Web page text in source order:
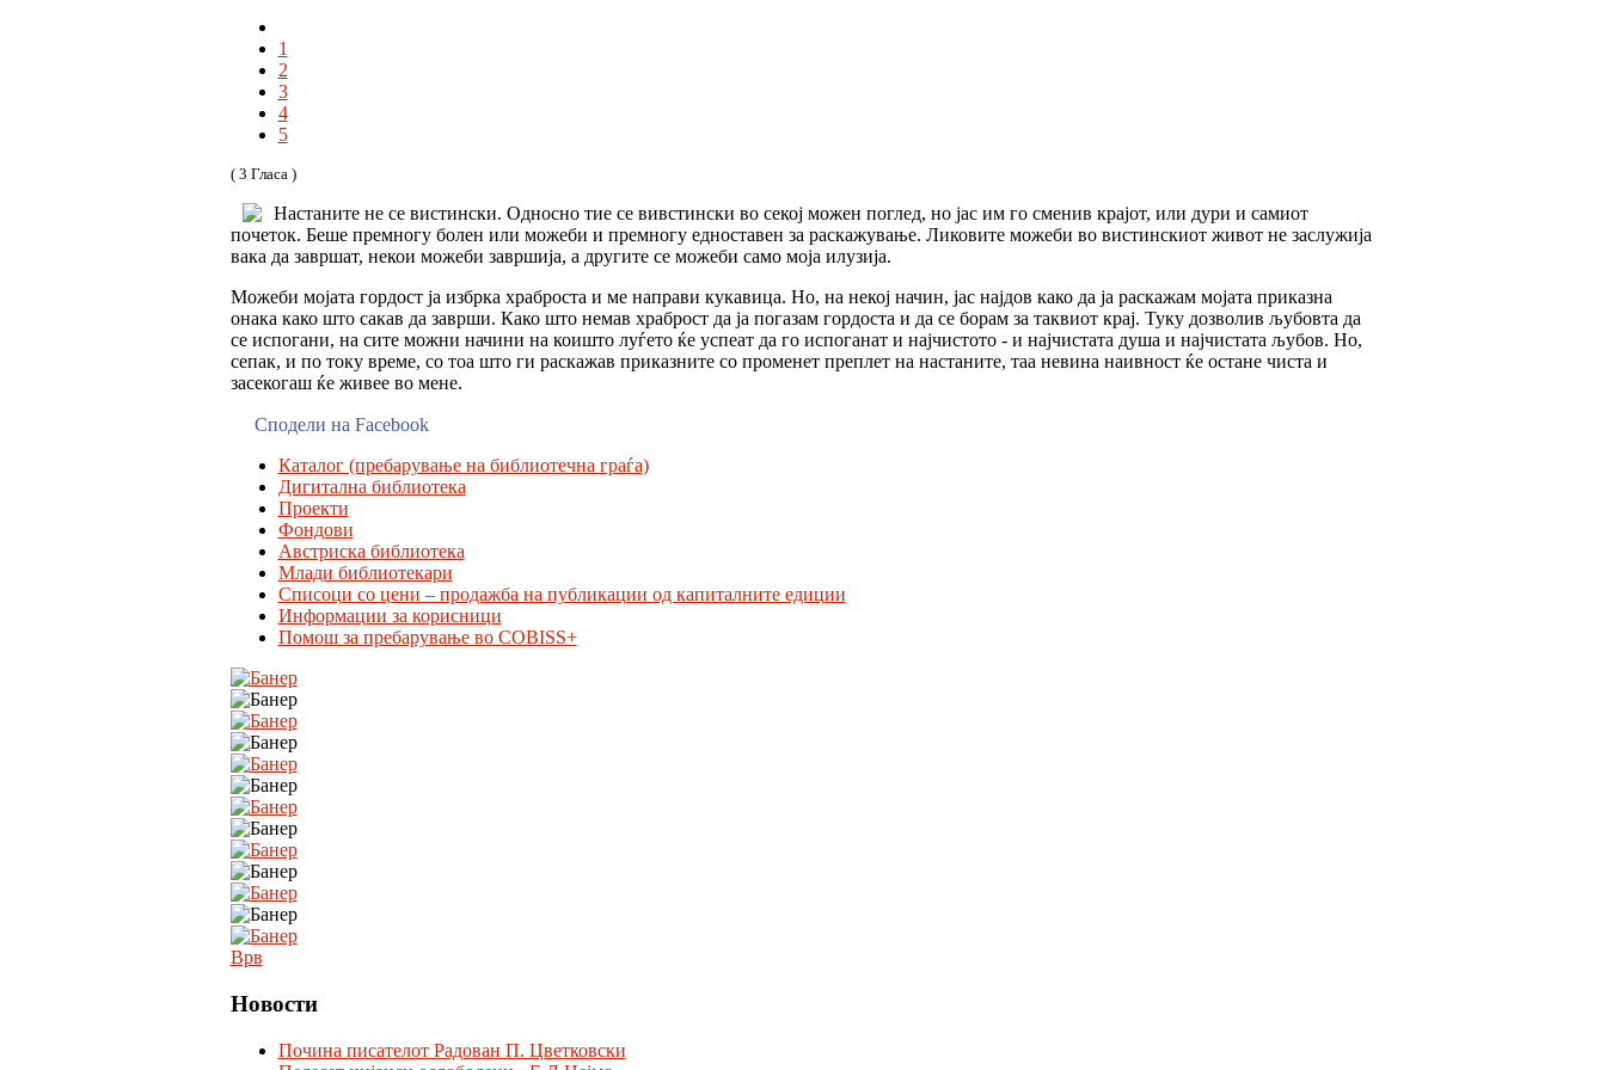
1
2
3
4
5
( 3 Гласа )
Настаните не се вистински. Односно тие се вивстински во секој можен поглед, но јас им го сменив крајот, или дури и самиот
почеток. Беше премногу болен или можеби и премногу едноставен за раскажување. Ликовите можеби во вистинскиот живот не заслужија
вака да завршат, некои можеби завршија, а другите се можеби само моја илузија.
Можеби мојата гордост ја избрка храброста и ме направи кукавица. Но, на некој начин, јас најдов како да ја раскажам мојата приказна
онака како што сакав да заврши. Како што немав храброст да ја погазам гордоста и да се борам за таквиот крај. Туку дозволив љубовта да
се испогани, на сите можни начини на коишто луѓето ќе успеат да го испоганат и најчистото - и најчистата душа и најчистата љубов. Но,
сепак, и по току време, со тоа што ги раскажав приказните со променет преплет на настаните, таа невина наивност ќе остане чиста и
засекогаш ќе живее во мене.
Сподели на Facebook
Каталог (пребарување на библиотечна граѓа)
Дигитална библиотека
Проекти
Фондови
Австриска библиотека
Млади библиотекари
Списоци со цени – продажба на публикации од капиталните едиции
Информации за корисници
Помош за пребарување во COBISS+
Врв
Новости
Почина писателот Радован П. Цветковски